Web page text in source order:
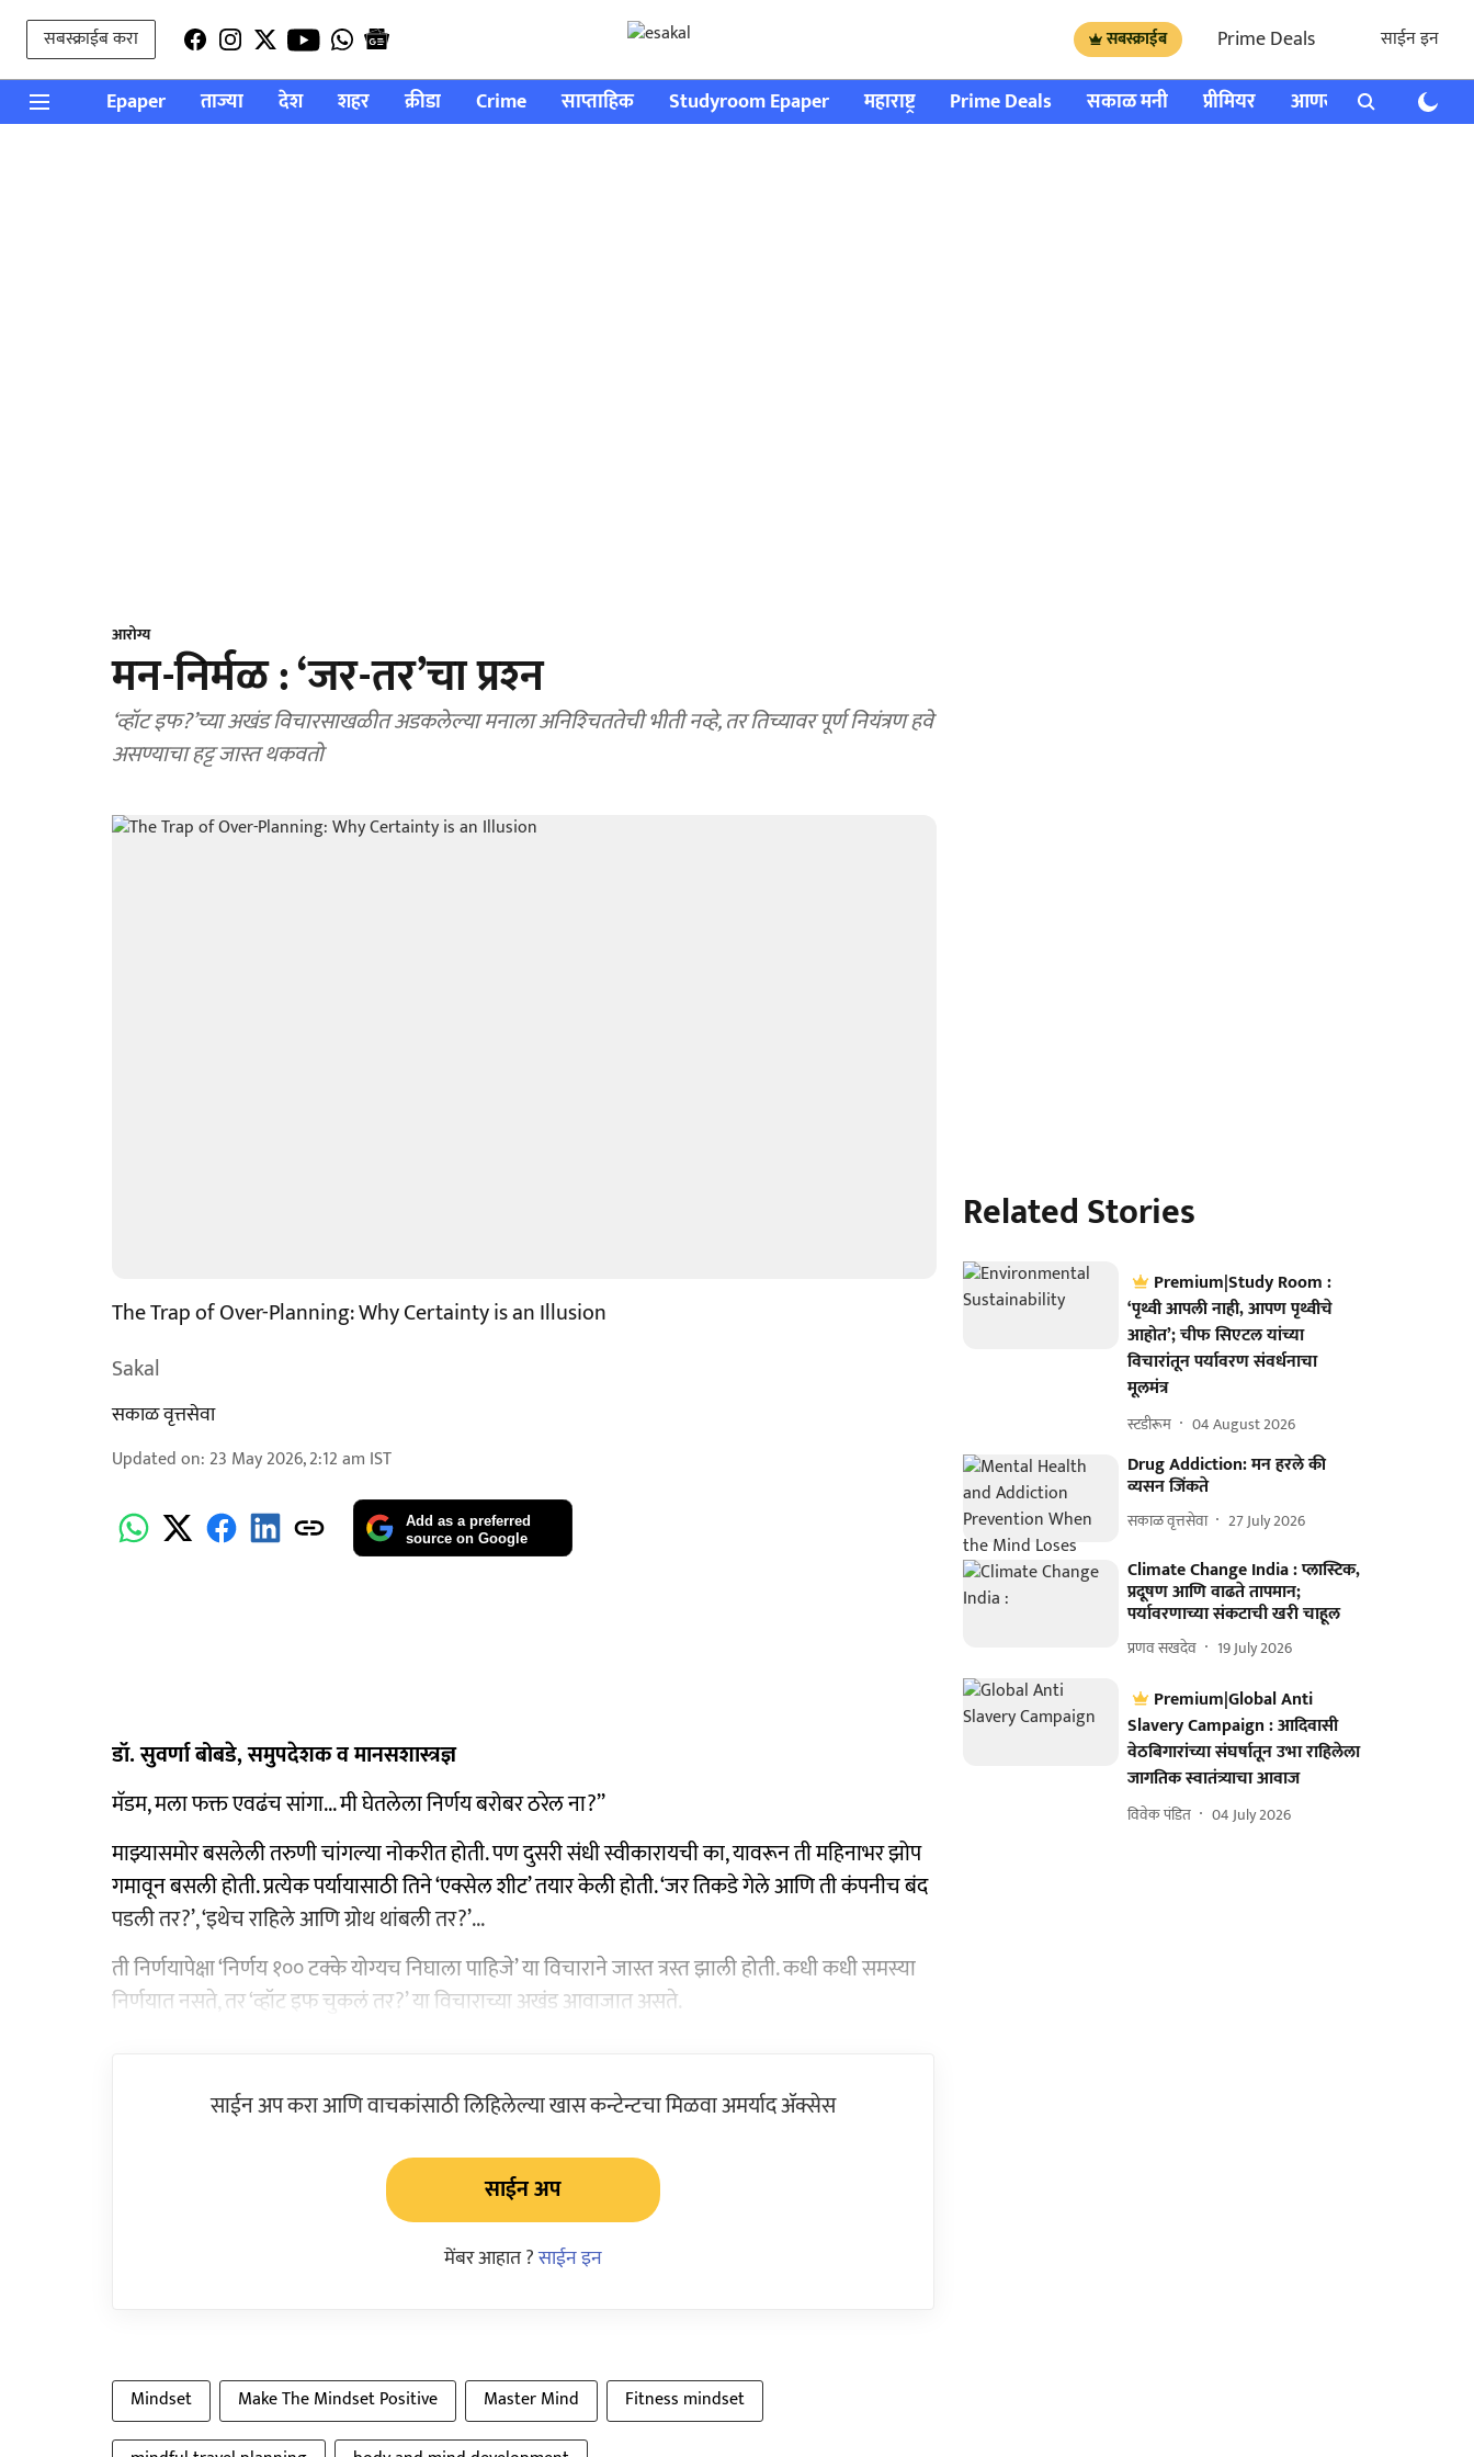
सबस्क्राईब करा सबस्क्राईब Prime Deals साईन इन
Epaper ताज्या देश शहर क्रीडा Crime साप्ताहिक Studyroom Epaper महाराष्ट्र Prime Deals सकाळ मनी प्रीमियर आणखी राशी भविष्य
आरोग्य
मन-निर्मळ : ‘जर-तर’चा प्रश्‍न
‘व्हॉट इफ?’च्या अखंड विचारसाखळीत अडकलेल्या मनाला अनिश्‍चिततेची भीती नव्हे, तर तिच्यावर पूर्ण नियंत्रण हवे
असण्याचा हट्ट जास्त थकवतो
The Trap of Over-Planning: Why Certainty is an Illusion
Sakal
सकाळ वृत्तसेवा
Updated on: 23 May 2026, 2:12 am IST
Add as a preferred
source on Google
डॉ. सुवर्णा बोबडे, समुपदेशक व मानसशास्त्रज्ञ
मॅडम, मला फक्त एवढंच सांगा... मी घेतलेला निर्णय बरोबर ठरेल ना?’’
माझ्यासमोर बसलेली तरुणी चांगल्या नोकरीत होती. पण दुसरी संधी स्वीकारायची का, यावरून ती महिनाभर झोप
गमावून बसली होती. प्रत्येक पर्यायासाठी तिने ‘एक्सेल शीट’ तयार केली होती. ‘जर तिकडे गेले आणि ती कंपनीच बंद
पडली तर?’, ‘इथेच राहिले आणि ग्रोथ थांबली तर?’...
ती निर्णयापेक्षा ‘निर्णय १०० टक्के योग्यच निघाला पाहिजे’ या विचाराने जास्त त्रस्त झाली होती. कधी कधी समस्या
निर्णयात नसते, तर ‘व्हॉट इफ चुकलं तर?’ या विचाराच्या अखंड आवाजात असते.
साईन अप करा आणि वाचकांसाठी लिहिलेल्या खास कन्टेन्टचा मिळवा अमर्याद ॲक्सेस
साईन अप
मेंबर आहात ?साईन इन
Mindset Make The Mindset Positive Master Mind
Fitness mindset
Related Stories
Premium|Study Room :
‘पृथ्वी आपली नाही, आपण पृथ्वीचे
आहोत’; चीफ सिएटल यांच्या
विचारांतून पर्यावरण संवर्धनाचा
मूलमंत्र
स्टडीरूम 04 August 2026
Drug Addiction: मन हरले की
व्यसन जिंकते
सकाळ वृत्तसेवा 27 July 2026
Climate Change India : प्लास्टिक,
प्रदूषण आणि वाढते तापमान;
पर्यावरणाच्या संकटाची खरी चाहूल
प्रणव सखदेव 19 July 2026
Premium|Global Anti
Slavery Campaign : आदिवासी
वेठबिगारांच्या संघर्षातून उभा राहिलेला
जागतिक स्वातंत्र्याचा आवाज
विवेक पंडित 04 July 2026